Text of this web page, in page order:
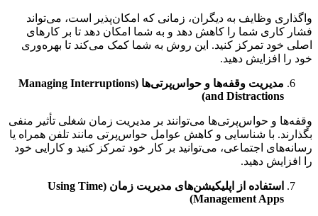
وظایف به دیگران، زمانی که امکان‌پذیر است، می‌تواند
کاری شما را کاهش دهد و به شما امکان دهد تا بر کارهای
خود تمرکز کنید. این روش به شما کمک می‌کند تا بهره‌وری
افزایش دهید.
مدیریت وقفه‌ها و حواس‌پرتی‌ها (Managing Interruptions
and Distractions
)
و حواس‌پرتی‌ها می‌توانند بر مدیریت زمان شغلی تأثیر منفی
با شناسایی و کاهش عوامل حواس‌پرتی مانند تلفن همراه یا
اجتماعی، می‌توانید بر کار خود تمرکز کنید و کارایی خود
دهید.
استفاده از اپلیکیشن‌های مدیریت زمان (Using Time
Management Apps
)